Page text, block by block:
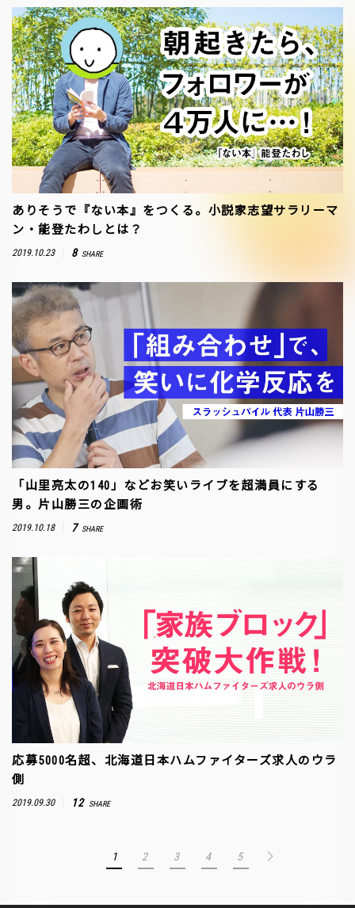
ありそうで『ない本』をつくる。小説家志望サラリーマ
ン・能登たわしとは？
2019.10.23 8 SHARE
「山里亮太の140」などお笑いライブを超満員にする
男。片山勝三の企画術
2019.10.18 7 SHARE
応募5000名超、北海道日本ハムファイターズ求人のウラ
側
2019.09.30 12 SHARE
1 2 3 4 5